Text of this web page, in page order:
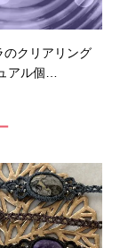
のクリアリング
アル個…